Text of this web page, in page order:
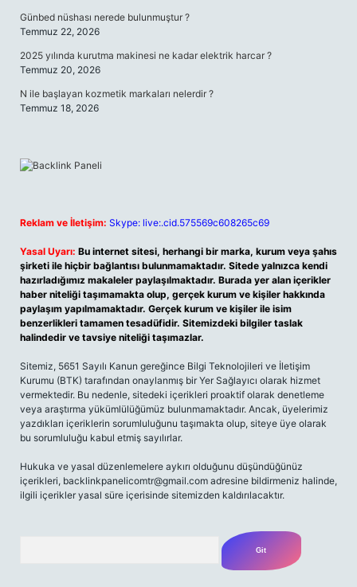
Günbed nüshası nerede bulunmuştur ?
Temmuz 22, 2026
2025 yılında kurutma makinesi ne kadar elektrik harcar ?
Temmuz 20, 2026
N ile başlayan kozmetik markaları nelerdir ?
Temmuz 18, 2026
Reklam ve İletişim: Skype: live:.cid.575569c608265c69
Yasal Uyarı: Bu internet sitesi, herhangi bir marka, kurum veya şahıs
şirketi ile hiçbir bağlantısı bulunmamaktadır. Sitede yalnızca kendi
hazırladığımız makaleler paylaşılmaktadır. Burada yer alan içerikler
haber niteliği taşımamakta olup, gerçek kurum ve kişiler hakkında
paylaşım yapılmamaktadır. Gerçek kurum ve kişiler ile isim
benzerlikleri tamamen tesadüfidir. Sitemizdeki bilgiler taslak
halindedir ve tavsiye niteliği taşımazlar.
Sitemiz, 5651 Sayılı Kanun gereğince Bilgi Teknolojileri ve İletişim
Kurumu (BTK) tarafından onaylanmış bir Yer Sağlayıcı olarak hizmet
vermektedir. Bu nedenle, sitedeki içerikleri proaktif olarak denetleme
veya araştırma yükümlülüğümüz bulunmamaktadır. Ancak, üyelerimiz
yazdıkları içeriklerin sorumluluğunu taşımakta olup, siteye üye olarak
bu sorumluluğu kabul etmiş sayılırlar.
Hukuka ve yasal düzenlemelere aykırı olduğunu düşündüğünüz
içerikleri, backlinkpanelicomtr@gmail.com adresine bildirmeniz halinde,
ilgili içerikler yasal süre içerisinde sitemizden kaldırılacaktır.